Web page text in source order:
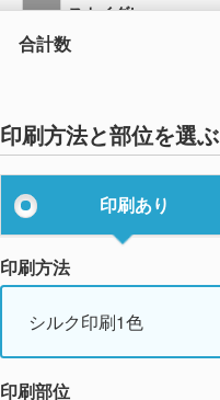
スカイグレー
ダークグリーン
カーキ
サンドベージュ
ピンク
ライトブルー
ホワイト
合計数
印刷方法と部位を選ぶ
印刷あり
印刷方法
シルク印刷1色
印刷部位